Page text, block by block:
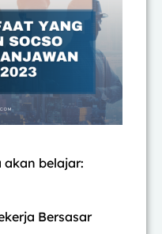
akan belajar:
Bersasar